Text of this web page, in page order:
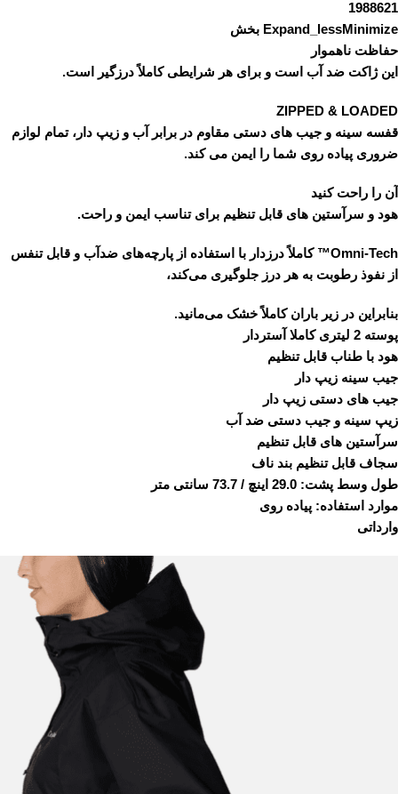
1988621
Expand_lessMinimize بخش
حفاظت ناهموار
این ژاکت ضد آب است و برای هر شرایطی کاملاً درزگیر است.
ZIPPED & LOADED
قفسه سینه و جیب های دستی مقاوم در برابر آب و زیپ دار، تمام لوازم
ضروری پیاده روی شما را ایمن می کند.
آن را راحت کنید
هود و سرآستین های قابل تنظیم برای تناسب ایمن و راحت.
Omni-Tech™ کاملاً درزدار با استفاده از پارچه‌های ضدآب و قابل تنفس
از نفوذ رطوبت به هر درز جلوگیری می‌کند،
بنابراین در زیر باران کاملاً خشک می‌مانید.
پوسته 2 لیتری کاملا آستردار
هود با طناب قابل تنظیم
جیب سینه زیپ دار
جیب های دستی زیپ دار
زیپ سینه و جیب دستی ضد آب
سرآستین های قابل تنظیم
سجاف قابل تنظیم بند ناف
طول وسط پشت: 29.0 اینچ / 73.7 سانتی متر
موارد استفاده: پیاده روی
وارداتی